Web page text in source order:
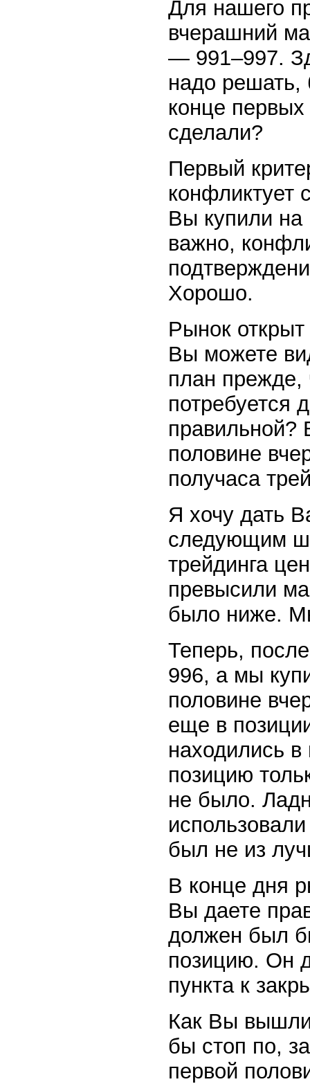
Для нашего
вчерашний
— 991–997.
надо решать,
конце
сделали?
Первый
конфликтует
Вы купили на
важно,
Хорошо.
Рынок
Вы можете
план прежде,
потребуется
правильной?
половине
получаса
Я хочу дать
следующим
трейдинга
превысили
было ниже.
Теперь,
996, а мы
половине
еще в
находились
позицию
не было.
был не из
В конце дня
Вы даете
должен был
позицию. Он
пункта к
Как Вы
бы стоп по,
первой